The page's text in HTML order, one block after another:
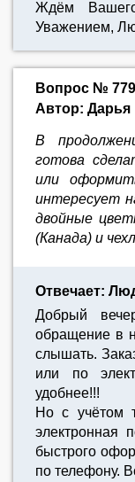
Ждём
Уважением,
Вопрос №
Автор: Дарья
В
готова
или
интересует
двойные
(Канада) и
Отвечает:
Добрый
обращение в
слышать.
или по
удобнее!!!
Но с учётом
электронная
быстрого
по телефону.